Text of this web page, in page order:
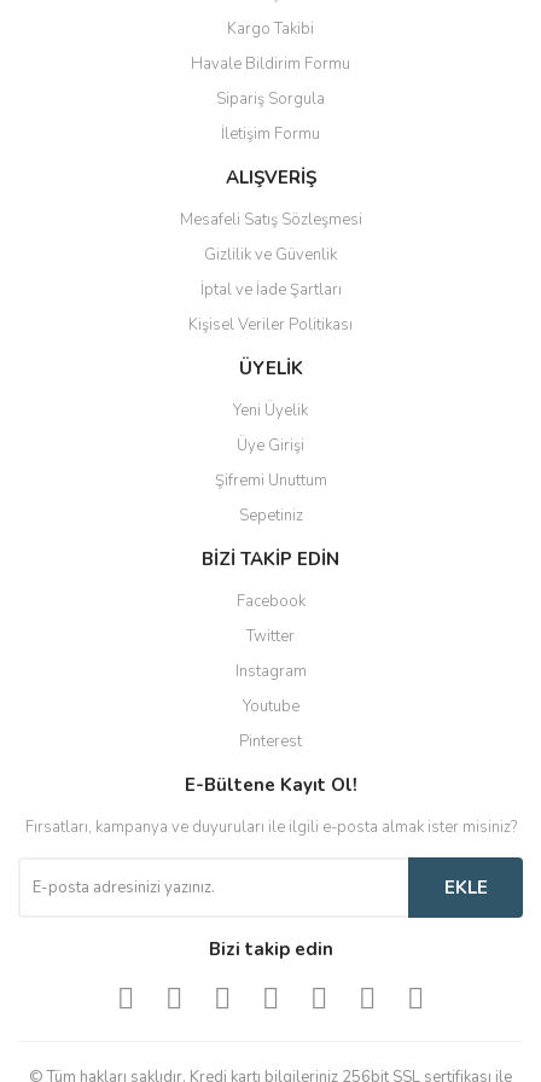
Yorum Yaz
Ürün resmi kalitesiz, bozuk veya görüntülenemiyor.
Ürün açıklamasında eksik bilgiler bulunuyor.
Ürün bilgilerinde hatalar bulunuyor.
Ürün fiyatı diğer sitelerden daha pahalı.
Bu ürüne benzer farklı alternatifler olmalı.
Gönder
Kargo Takibi
Havale Bildirim Formu
Sipariş Sorgula
İletişim Formu
ALIŞVERİŞ
Mesafeli Satış Sözleşmesi
Gizlilik ve Güvenlik
İptal ve İade Şartları
Kişisel Veriler Politikası
ÜYELİK
Yeni Üyelik
Üye Girişi
Şifremi Unuttum
Sepetiniz
BİZİ TAKİP EDİN
Facebook
Twitter
Instagram
Youtube
Pinterest
E-Bültene Kayıt Ol!
Fırsatları, kampanya ve duyuruları ile ilgili e-posta almak ister misiniz?
EKLE
Bizi takip edin
© Tüm hakları saklıdır. Kredi kartı bilgileriniz 256bit SSL sertifikası ile